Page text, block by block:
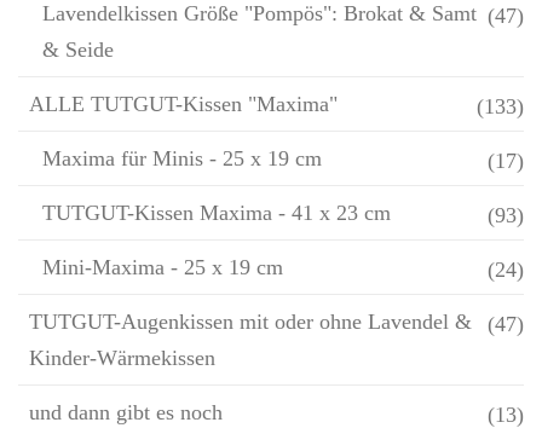
Lavendelkissen Größe "Pompös": Brokat & Samt
& Seide
(47)
ALLE TUTGUT-Kissen "Maxima" (133)
Maxima für Minis - 25 x 19 cm (17)
TUTGUT-Kissen Maxima - 41 x 23 cm (93)
Mini-Maxima - 25 x 19 cm (24)
TUTGUT-Augenkissen mit oder ohne Lavendel &
Kinder-Wärmekissen
(47)
und dann gibt es noch (13)